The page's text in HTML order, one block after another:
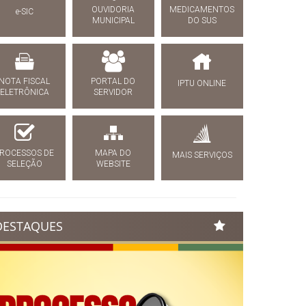
e-SIC
OUVIDORIA
MUNICIPAL
MEDICAMENTOS
DO SUS
FISCAL
ELETRÔNICA
PORTAL DO
SERVIDOR
IPTU ONLINE
DE
SELEÇÃO
MAPA DO
WEBSITE
MAIS SERVIÇOS